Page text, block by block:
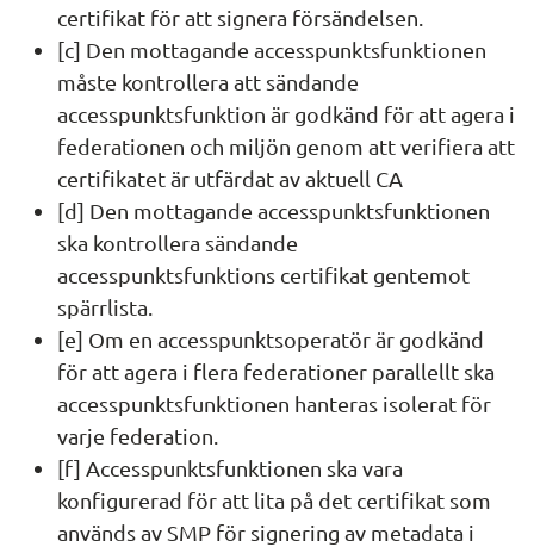
certifikat för att signera försändelsen.
[c] Den mottagande accesspunktsfunktionen
måste kontrollera att sändande
accesspunktsfunktion är godkänd för att agera i
federationen och miljön genom att verifiera att
certifikatet är utfärdat av aktuell CA
[d] Den mottagande accesspunktsfunktionen
ska kontrollera sändande
accesspunktsfunktions certifikat gentemot
spärrlista.
[e] Om en accesspunktsoperatör är godkänd
för att agera i flera federationer parallellt ska
accesspunktsfunktionen hanteras isolerat för
varje federation.
[f] Accesspunktsfunktionen ska vara
konfigurerad för att lita på det certifikat som
används av SMP för signering av metadata i